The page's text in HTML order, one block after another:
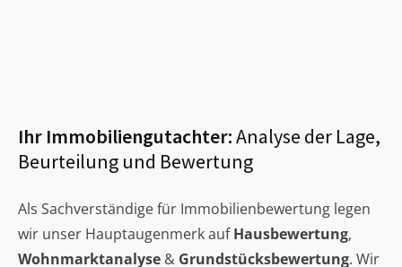
Ihr Immobiliengutachter:Analyse der Lage,
Beurteilung und Bewertung
Als Sachverständige für Immobilienbewertung legen
wir unser Hauptaugenmerk aufHausbewertung,
Wohnmarktanalyse & Grundstücksbewertung. Wir